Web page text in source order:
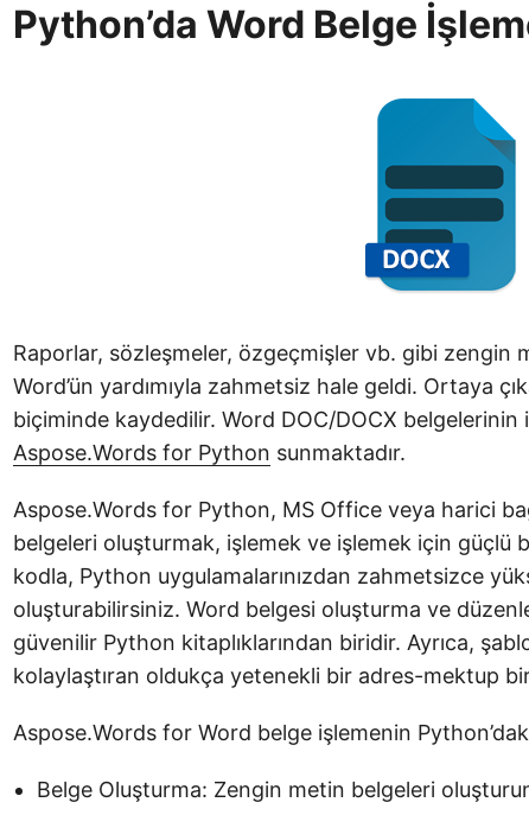
Python’da Word Belge
Raporlar, sözleşmeler, özgeçmişler vb. gibi zengin
Word’ün yardımıyla zahmetsiz hale geldi. Ortaya
biçiminde kaydedilir. Word DOC/DOCX belgelerinin
Aspose.Words for Python sunmaktadır.
Aspose.Words for Python, MS Office veya harici
belgeleri oluşturmak, işlemek ve işlemek için güçlü
kodla, Python uygulamalarınızdan zahmetsizce
oluşturabilirsiniz. Word belgesi oluşturma ve
güvenilir Python kitaplıklarından biridir. Ayrıca,
kolaylaştıran oldukça yetenekli bir adres-mektup
Aspose.Words for Word belge işlemenin
Belge Oluşturma: Zengin metin belgeleri